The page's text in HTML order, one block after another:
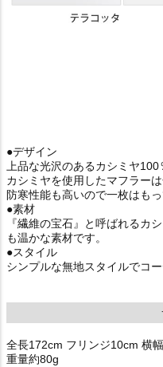
●デザイン
上品な光沢のあるカシミヤ100
カシミヤを使用したマフラー
防寒性能も高いので一枚はも
●素材
『繊維の宝石』と呼ばれるカ
も温かな素材です。
●スタイル
シンプルな無地スタイルでコ
全長172cm フリンジ10cm 横
重量約80g